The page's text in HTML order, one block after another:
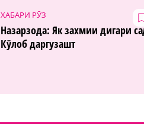
ХАБАРИ РӮЗ
Назарзода: Як захмии дигари
Кӯлоб даргузашт